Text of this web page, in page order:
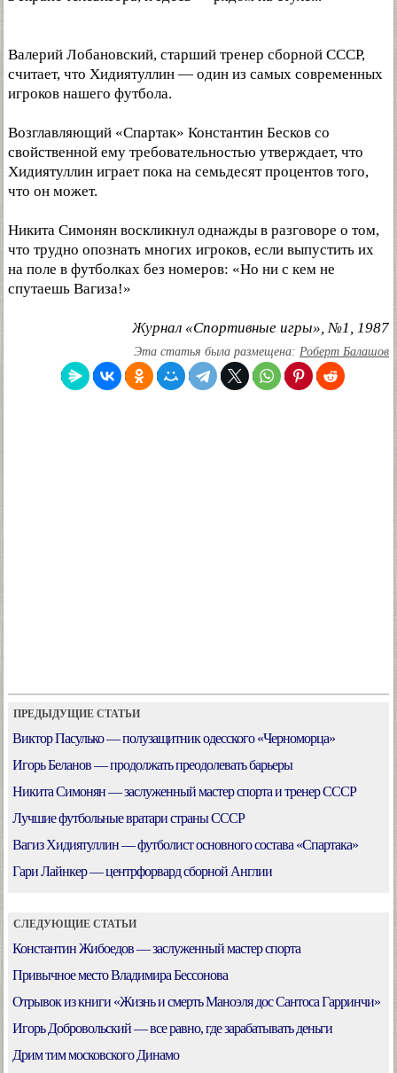
Валерий Лобановский, старший тренер сборной СССР,
считает, что Хидиятуллин — один из самых современных
игроков нашего футбола.
Возглавляющий «Спартак» Константин Бесков со
свойственной ему требовательностью утверждает, что
Хидиятуллин играет пока на семьдесят процентов того,
что он может.
Никита Симонян воскликнул однажды в разговоре о том,
что трудно опознать многих игроков, если выпустить их
на поле в футболках без номеров: «Но ни с кем не
спутаешь Вагиза!»
Журнал «Спортивные игры», №1, 1987
Эта статья была размещена: Роберт Балашов
ПРЕДЫДУЩИЕ СТАТЬИ
Виктор Пасулько — полузащитник одесского «Черноморца»
Игорь Беланов — продолжать преодолевать барьеры
Никита Симонян — заслуженный мастер спорта и тренер СССР
Лучшие футбольные вратари страны СССР
Вагиз Хидиятуллин — футболист основного состава «Спартака»
Гари Лайнкер — центрфорвард сборной Англии
СЛЕДУЮЩИЕ СТАТЬИ
Константин Жибоедов — заслуженный мастер спорта
Привычное место Владимира Бессонова
Отрывок из книги «Жизнь и смерть Маноэля дос Сантоса Гарринчи»
Игорь Добровольский — все равно, где зарабатывать деньги
Дрим тим московского Динамо